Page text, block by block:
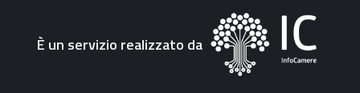
È un servizio realizzato da